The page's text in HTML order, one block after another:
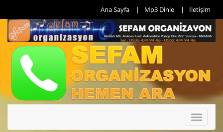
Ana Sayfa Mp3 Dinle İletişim
Toggle